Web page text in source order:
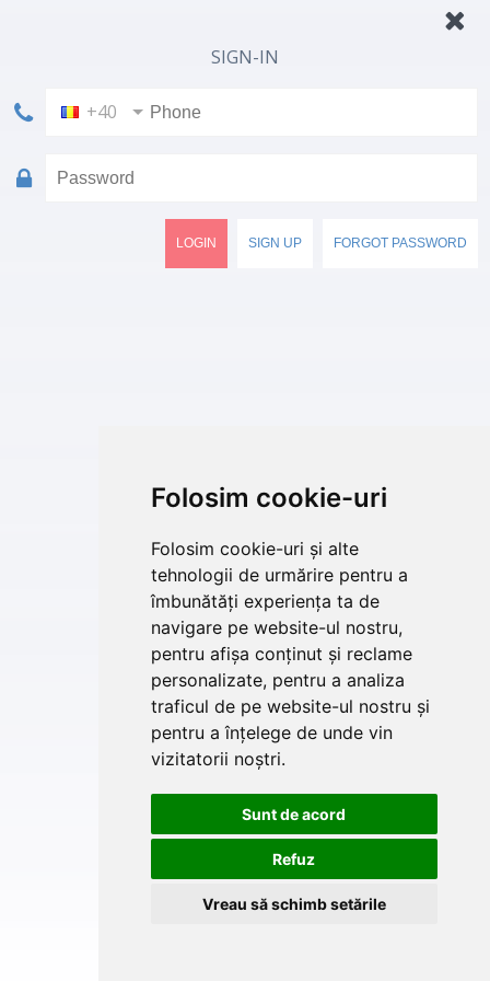
Folosim cookie-uri
Folosim cookie-uri și alte
tehnologii de urmărire pentru a
îmbunătăți experiența ta de
navigare pe website-ul nostru,
pentru afișa conținut și reclame
personalizate, pentru a analiza
traficul de pe website-ul nostru și
pentru a înțelege de unde vin
vizitatorii noștri.
Sunt de acord
Refuz
Vreau să schimb setările
SIGN-IN
+40
LOGIN SIGN UP FORGOT PASSWORD